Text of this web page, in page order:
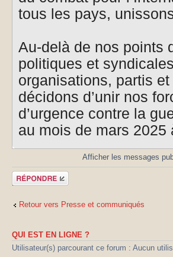
tous les pays,
Au-delà de nos points
politiques et
organisations, partis
décidons d’unir nos
d’urgence contre la
au mois de mars 2025
Afficher les messages
Publier une
réponse
Retour vers Presse et communiqués
QUI EST EN LIGNE ?
Utilisateur(s) parcourant ce forum : Aucun